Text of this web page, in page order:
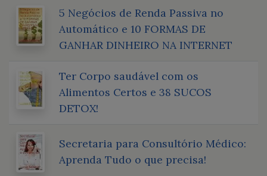
5 Negócios de Renda Passiva no
Automático e 10 FORMAS DE
GANHAR DINHEIRO NA INTERNET
Ter Corpo saudável com os
Alimentos Certos e 38 SUCOS
DETOX!
Secretaria para Consultório Médico:
Aprenda Tudo o que precisa!